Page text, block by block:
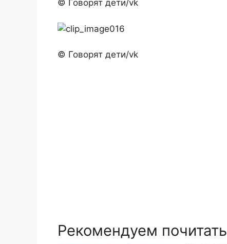
© Говорят дети/vk
© Говорят дети/vk
Рекомендуем почитать